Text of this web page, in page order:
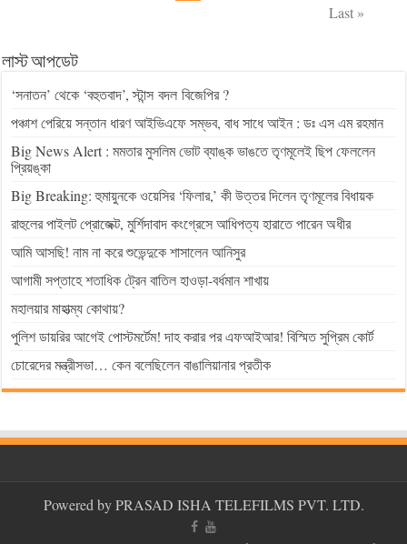
Last »
লাস্ট আপডেট
‘সনাতন’ থেকে ‘বহুতবাদ’, স্টান্স বদল বিজেপির ?
পঞ্চাশ পেরিয়ে সন্তান ধারণ আইভিএফে সম্ভব, বাধ সাধে আইন : ডঃ এস এম রহমান
Big News Alert : মমতার মুসলিম ভোট ব্যাঙ্ক ভাঙতে তৃণমূলেই ছিপ ফেললেন
প্রিয়ঙ্কা
Big Breaking: হুমায়ুনকে ওয়েসির ‘ফিলার,’ কী উত্তর দিলেন তৃণমূলের বিধায়ক
রাহুলের পাইলট প্রোজেক্ট, মুর্শিদাবাদ কংগ্রেসে আধিপত্য হারাতে পারেন অধীর
আমি আসছি! নাম না করে শুভেন্দুকে শাসালেন আনিসুর
আগামী সপ্তাহে শতাধিক ট্রেন বাতিল হাওড়া-বর্ধমান শাখায়
মহালয়ার মাহাত্ম্য কোথায়?
পুলিশ ডায়রির আগেই পোস্টমর্টেম! দাহ করার পর এফআইআর! বিস্মিত সুপ্রিম কোর্ট
চোরেদের মন্ত্রীসভা… কেন বলেছিলেন বাঙালিয়ানার প্রতীক
Powered by PRASAD ISHA TELEFILMS PVT. LTD.